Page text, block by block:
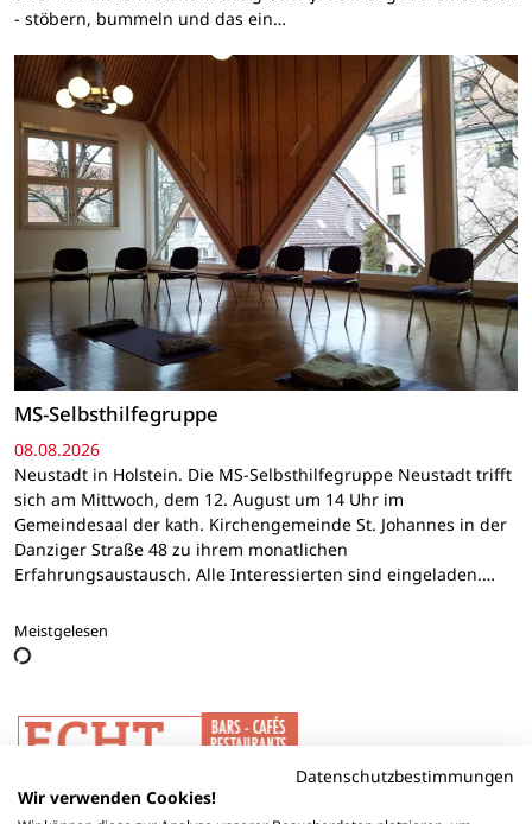
- stöbern, bummeln und das ein…
MS-Selbsthilfegruppe
08.08.2026
Neustadt in Holstein. Die MS-Selbsthilfegruppe Neustadt trifft
sich am Mittwoch, dem 12. August um 14 Uhr im
Gemeindesaal der kath. Kirchengemeinde St. Johannes in der
Danziger Straße 48 zu ihrem monatlichen
Erfahrungsaustausch. Alle Interessierten sind eingeladen.…
Meistgelesen
Datenschutzbestimmungen
Wir verwenden Cookies!